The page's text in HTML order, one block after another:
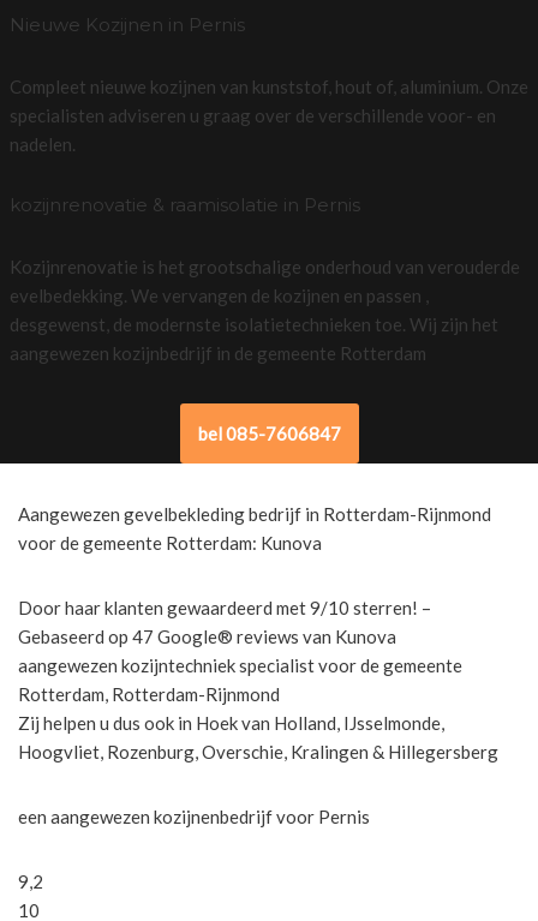
Nieuwe Kozijnen in Pernis
Compleet nieuwe kozijnen van kunststof, hout of, aluminium. Onze
specialisten adviseren u graag over de verschillende voor- en
nadelen.
kozijnrenovatie & raamisolatie in Pernis
Kozijnrenovatie is het grootschalige onderhoud van verouderde
evelbedekking. We vervangen de kozijnen en passen ,
desgewenst, de modernste isolatietechnieken toe. Wij zijn het
aangewezen kozijnbedrijf in de gemeente Rotterdam
bel 085-7606847
Aangewezen gevelbekleding bedrijf in Rotterdam-Rijnmond
voor de gemeente Rotterdam: Kunova
Door haar klanten gewaardeerd met 9/10 sterren! –
Gebaseerd op 47 Google® reviews van Kunova
aangewezen kozijntechniek specialist voor de gemeente
Rotterdam, Rotterdam-Rijnmond
Zij helpen u dus ook in Hoek van Holland, IJsselmonde,
Hoogvliet, Rozenburg, Overschie, Kralingen & Hillegersberg
een aangewezen kozijnenbedrijf voor Pernis
9,2
10